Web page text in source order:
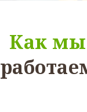
Как мы